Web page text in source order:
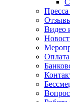
Пресса
Видео